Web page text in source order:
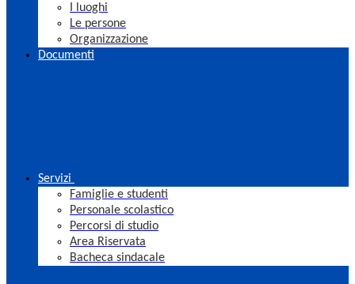
I luoghi
Le persone
Organizzazione
Documenti
Servizi
Famiglie e studenti
Personale scolastico
Percorsi di studio
Area Riservata
Bacheca sindacale